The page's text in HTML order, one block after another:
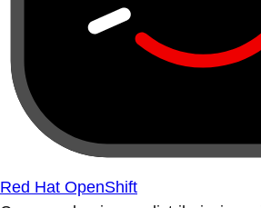
Red Hat OpenShift